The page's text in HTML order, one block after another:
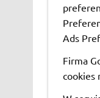
Ads
Firma
cookies